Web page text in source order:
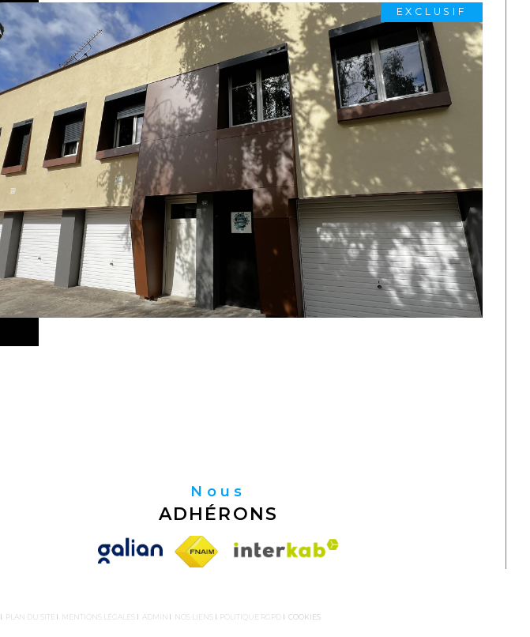
EXCLUSIF
Nous
ADHÉRONS
PLAN DU SITE MENTIONS LÉGALES ADMIN NOS LIENS POLITIQUE RGPD COOKIES